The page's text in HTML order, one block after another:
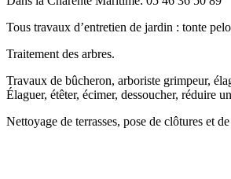
Tous travaux d’entretien de jardin : tonte
Traitement des arbres.
Travaux de bûcheron, arboriste grimpeur,
Élaguer, étêter, écimer, dessoucher, réduire
Nettoyage de terrasses, pose de clôtures et